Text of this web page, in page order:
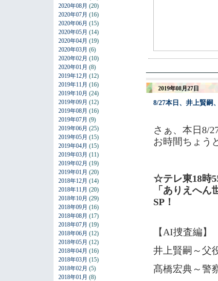
2020年08月 (20)
2020年07月 (16)
2020年06月 (15)
2020年05月 (14)
2020年04月 (19)
2020年03月 (6)
2020年02月 (10)
2020年01月 (8)
2019年12月 (12)
2019年11月 (16)
2019年10月 (24)
2019年09月 (12)
2019年08月 (16)
2019年07月 (9)
2019年06月 (25)
2019年05月 (15)
2019年04月 (15)
2019年03月 (11)
2019年02月 (19)
2019年01月 (20)
2018年12月 (14)
2018年11月 (20)
2018年10月 (29)
2018年09月 (16)
2018年08月 (17)
2018年07月 (19)
2018年06月 (12)
2018年05月 (12)
2018年04月 (16)
2018年03月 (15)
2018年02月 (5)
2018年01月 (8)
2019年08月27日
8/27本日、井上賢嗣
さぁ、本日8/
お時間ちょう
☆テレ東18時
「ありえへ
SP！
【AI捜査編】
井上賢嗣～父
髙橋宏典～警